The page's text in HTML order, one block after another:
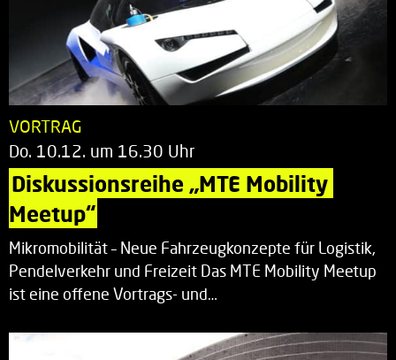
VORTRAG
Do. 10.12. um 16.30 Uhr
Diskussionsreihe „MTE Mobility
Meetup“
Mikromobilität – Neue Fahrzeugkonzepte für Logistik,
Pendelverkehr und Freizeit Das MTE Mobility Meetup
ist eine offene Vortrags- und…